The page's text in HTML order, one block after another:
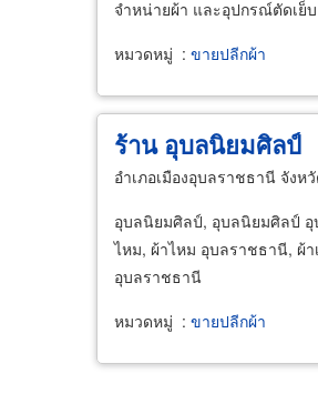
จำหน่ายผ้า และอุปกรณ์ตัดเย็บ
หมวดหมู่ : ขายปลีกผ้า
ร้าน อุบลนิยมศิลป์
อำเภอเมืองอุบลราชธานี จังห
อุบลนิยมศิลป์, อุบลนิยมศิลป์
ไหม, ผ้าไหม อุบลราชธานี, ผ้
อุบลราชธานี
หมวดหมู่ : ขายปลีกผ้า